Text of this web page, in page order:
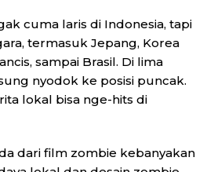
cuma laris di Indonesia, tapi
termasuk Jepang, Korea
sampai Brasil. Di lima
nyodok ke posisi puncak.
lokal bisa nge-hits di
dari film zombie kebanyakan